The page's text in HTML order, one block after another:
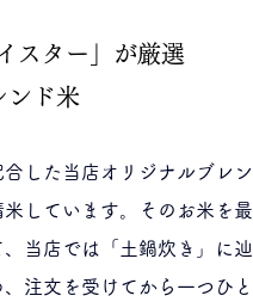
スター」が厳選
ンド米
した当店オリジナルブレン
しています。そのお米を最
当店では「土鍋炊き」に辿
注文を受けてから一つひと